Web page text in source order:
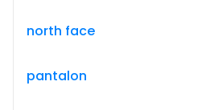
north face
pantalon